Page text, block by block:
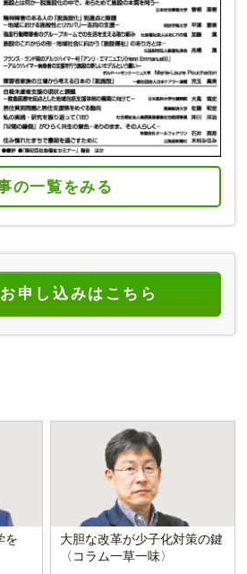
の一覧をみる
申し込みはこちら
を
大胆な改革が少子化対策の鍵
〈コラム一草一味〉